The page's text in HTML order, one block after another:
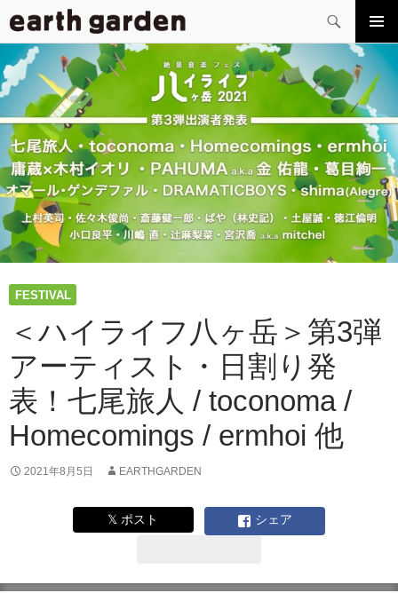
索
メイン
メニュ
ー
コ
ン
ン
へ
ス
キ
ッ
プ
FESTIVAL
＜ハイライフ八ヶ岳＞第3弾
アーティスト・日割り発
表！七尾旅人 / toconoma /
Homecomings / ermhoi 他
2021年8月5日 EARTHGARDEN
𝕏 ポスト シェア